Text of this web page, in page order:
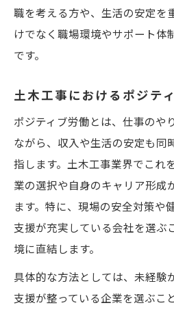
働きやすさ重視の土
ポジティブ労働を支える
土木工事の福利厚生
ポジティブ労働を促
土木工事で社員満足
厳しいイメージを変える
土木工事の過酷な印
働きやすさが進化す
土木工事職のイメージ
収入面で注目される
土木工事の働き方改
職を考える方や、生活の安定を
けでなく職場環境やサポート体
です。
土木工事におけるポジテ
ポジティブ労働とは、仕事のや
ながら、収入や生活の安定も同
指します。土木工事業界でこれ
業の選択や自身のキャリア形成
ます。特に、現場の安全対策や
支援が充実している会社を選ぶ
境に直結します。
具体的な方法としては、未経験
支援が整っている企業を選ぶこ